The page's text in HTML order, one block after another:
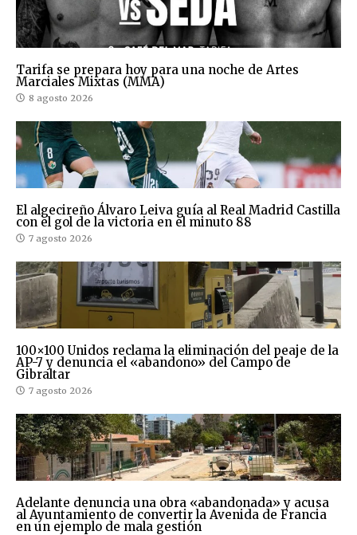
Tarifa se prepara hoy para una noche de Artes
Marciales Mixtas (MMA)
8 agosto 2026
El algecireño Álvaro Leiva guía al Real Madrid Castilla
con el gol de la victoria en el minuto 88
7 agosto 2026
100×100 Unidos reclama la eliminación del peaje de la
AP-7 y denuncia el «abandono» del Campo de
Gibraltar
7 agosto 2026
Adelante denuncia una obra «abandonada» y acusa
al Ayuntamiento de convertir la Avenida de Francia
en un ejemplo de mala gestión